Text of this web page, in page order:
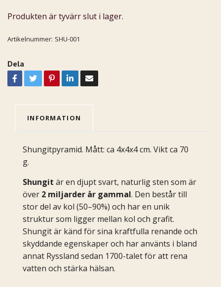
Produkten är tyvärr slut i lager.
Artikelnummer: SHU-001
Dela
INFORMATION
Shungitpyramid. Mått: ca 4x4x4 cm. Vikt ca 70
g.
Shungit är en djupt svart, naturlig sten som är
över 2 miljarder år gammal. Den består till
stor del av kol (50–90%) och har en unik
struktur som ligger mellan kol och grafit.
Shungit är känd för sina kraftfulla renande och
skyddande egenskaper och har använts i bland
annat Ryssland sedan 1700-talet för att rena
vatten och stärka hälsan.